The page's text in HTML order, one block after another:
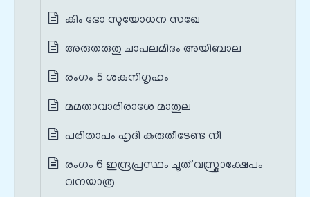
കിം ഭോ സുയോധന സഖേ
അരുതരുതു ചാപലമിദം അയിബാല
രംഗം 5 ശകുനിഗൃഹം
മമതാവാരിരാശേ മാതുല
പരിതാപം ഹൃദി കരുതീടേണ്ട നീ
രംഗം 6 ഇന്ദ്രപ്രസ്ഥം ചൂത് വസ്ത്രാക്ഷേപം
വനയാത്ര